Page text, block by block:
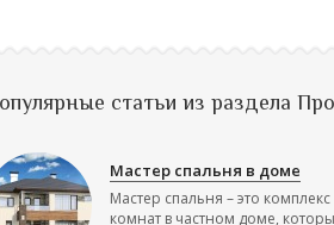
статьи из раздела
Мастер спальня в доме
Мастер спальня – это комплекс
комнат в частном доме,